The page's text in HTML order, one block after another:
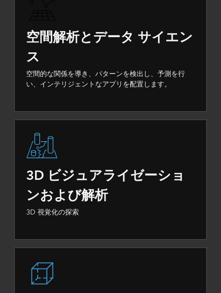
空間解析とデータ サイエン
ス
空間的な関係を導き、パターンを検出し、予測を行
い、インテリジェントなアプリを配置します。
3D ビジュアライゼーショ
ンおよび解析
3D 視覚化の探索